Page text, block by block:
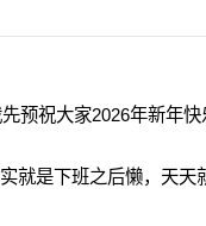
预祝大家2026年新年
就是下班之后懒，天